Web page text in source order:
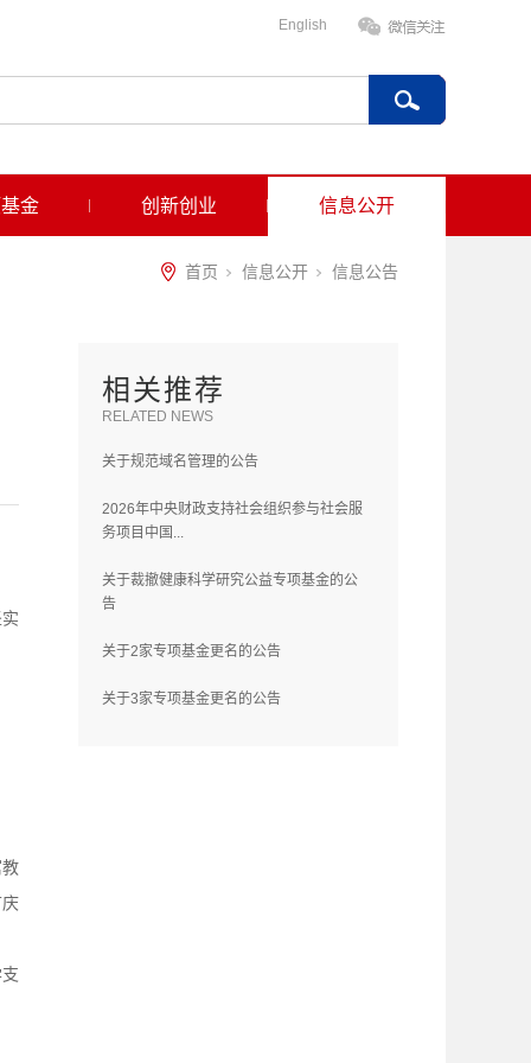
English
金 创新创业 信息公开
首页 信息公开 信息公告
相关推荐
RELATED NEWS
关于规范域名管理的公告
2026年中央财政支持社会组织参与社会服
务项目中国...
关于裁撤健康科学研究公益专项基金的公
告
关于2家专项基金更名的公告
关于3家专项基金更名的公告